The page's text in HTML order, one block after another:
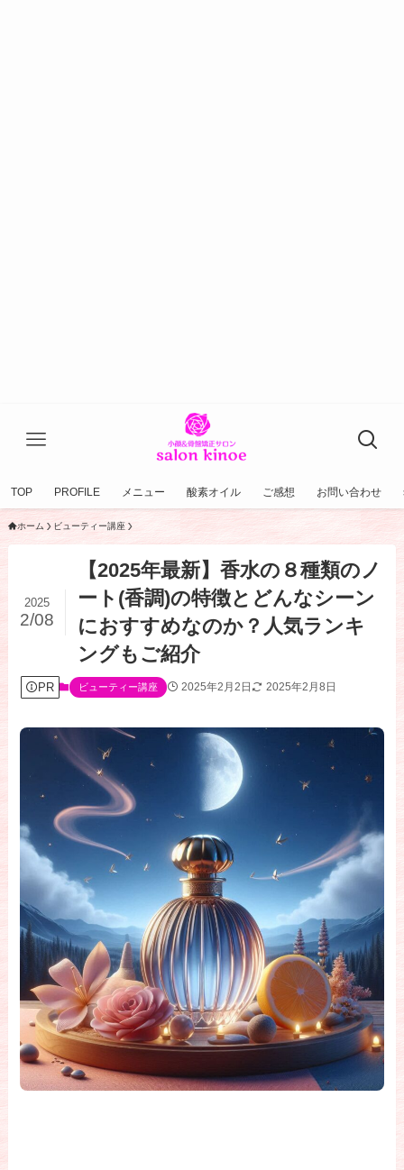
TOP PROFILE メニュー 酸素オイル ご感想 お問い合わせ
ホーム ビューティー講座
【2025年最新】香水の８種類のノ
ート(香調)の特徴とどんなシーン
におすすめなのか？人気ランキ
ングもご紹介
2025
2/08
PR ビューティー講座 2025年2月2日 2025年2月8日